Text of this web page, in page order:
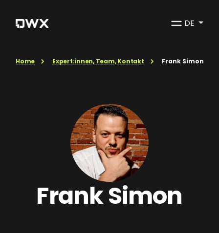
DE
Home Expert:innen, Team, Kontakt Frank Simon
Frank Simon